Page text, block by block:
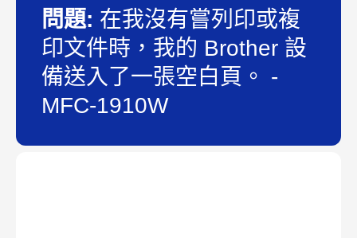
問題: 在我沒有嘗列印或複
印文件時，我的 Brother 設
備送入了一張空白頁。 -
MFC-1910W